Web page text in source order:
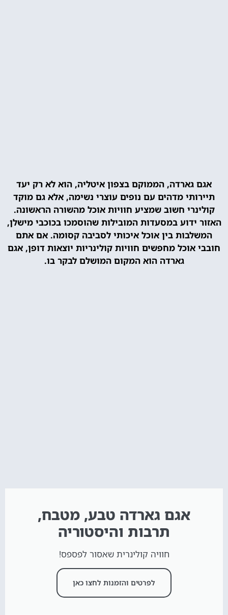
אגם גארדה, הממוקם בצפון איטליה, הוא לא רק יעד
תיירותי מדהים עם נופים עוצרי נשימה, אלא גם מוקד
קולינרי חשוב שמציע חוויות אוכל מהשורה הראשונה.
האזור ידוע במסעדות המובילות שהוסמכו בכוכבי מישלן,
המשלבות בין אוכל איכותי לסביבה קסומה. אם אתם
חובבי אוכל מחפשים חוויות קולינריות יוצאות דופן, אגם
גארדה הוא המקום המושלם לבקר בו.
אגם גארדה טבע, מטבח,
תרבות והיסטוריה
חוויה קולינרית שאסור לפספס!
לפרטים והזמנות לחצו כאן